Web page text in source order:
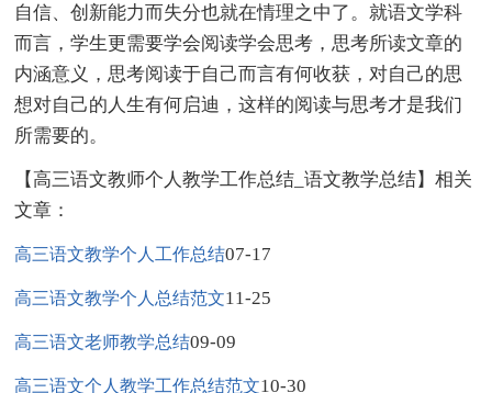
自信、创新能力而失分也就在情理之中了。就语文学科
而言，学生更需要学会阅读学会思考，思考所读文章的
内涵意义，思考阅读于自己而言有何收获，对自己的思
想对自己的人生有何启迪，这样的阅读与思考才是我们
所需要的。
【高三语文教师个人教学工作总结_语文教学总结】相关
文章：
高三语文教学个人工作总结07-17
高三语文教学个人总结范文11-25
高三语文老师教学总结09-09
高三语文个人教学工作总结范文10-30